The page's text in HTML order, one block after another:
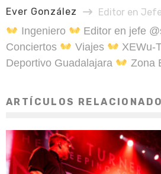
Ever González Editor en
Ingeniero
Editor en jefe
Conciertos
Viajes
XEWu-
Deportivo Guadalajara
Zona
ARTÍCULOS